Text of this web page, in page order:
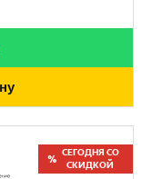
СЕГОДНЯ СО
СКИДКОЙ